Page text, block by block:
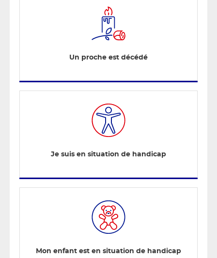
Un proche est décédé
Je suis en situation de handicap
Mon enfant est en situation de handicap